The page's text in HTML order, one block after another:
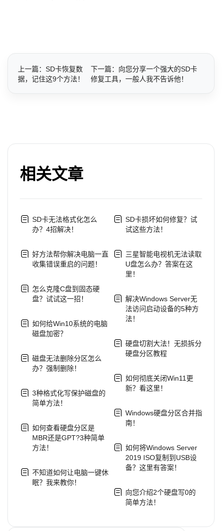
上一篇：SD卡恢复数
据，记住这9个方法！
下一篇：向您分享一个强大的SD卡
修复工具，一般人我不告诉他！
相关文章
SD卡无法格式化怎么
办？4招解决！
好方法帮你解决电脑一直
收集错误重启的问题！
怎么克隆C盘到固态硬
盘？试试这一招！
如何给Win10系统的电脑
磁盘加密？
磁盘无法删除分区怎么
办？强制删除！
3种格式化写保护磁盘的
简单方法！
如何查看硬盘分区是
MBR还是GPT?3种简单
方法！
不知道如何让电脑一键休
眠？我来教你！
SD卡损坏如何修复？试
试这些方法！
三星智能电视机无法读取
U盘怎么办？答案在这
里！
解决Windows Server无
法访问启动设备的5种方
法！
硬盘切割大法！无损拆分
硬盘分区教程
如何彻底关闭Win11更
新？看这里！
Windows硬盘分区合并指
南！
如何将Windows Server
2019 ISO复制到USB设
备？这里有答案！
向您介绍2个硬盘写0的
简单方法！